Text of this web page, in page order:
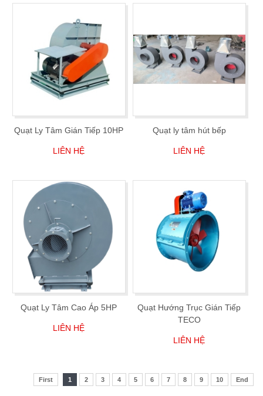
Quạt Ly Tâm Gián Tiếp 10HP
LIÊN HỆ
Quạt ly tâm hút bếp
LIÊN HỆ
Quạt Ly Tâm Cao Áp 5HP
LIÊN HỆ
Quạt Hướng Trục Gián Tiếp
TECO
LIÊN HỆ
First 1 2 3 4 5 6 7 8 9 10 End